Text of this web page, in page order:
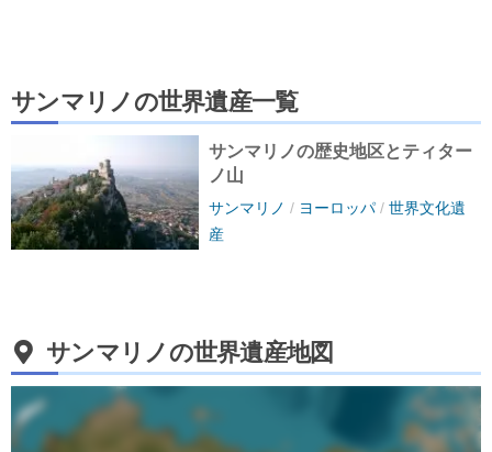
サンマリノの世界遺産一覧
サンマリノの歴史地区とティター
ノ山
サンマリノ / ヨーロッパ/ 世界文化遺
産
サンマリノの世界遺産地図